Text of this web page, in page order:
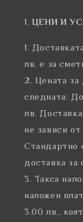
ЦЕНИ И
лв. е за
Цената за
следната:
лв.
не зависи
Стандартно
доставка за
Такса
наложен
3.00 лв.,